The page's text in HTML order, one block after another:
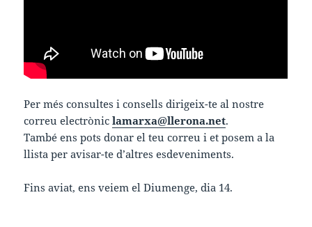
Per més consultes i consells dirigeix-te al nostre
correu electròniclamarxa@llerona.net.
També ens pots donar el teu correu i et posem a la
llista per avisar-te d’altres esdeveniments.
Fins aviat, ens veiem el Diumenge, dia 14.